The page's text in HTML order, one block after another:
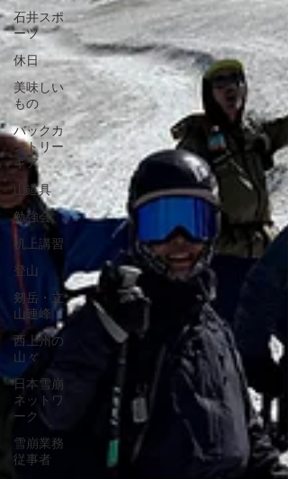
石井スポ
ーツ
休日
美味しい
もの
バックカ
ントリー
ギア
山道具
勉強会
机上講習
登山
剱岳・立
山連峰
西上州の
山々
日本雪崩
ネットワ
ーク
雪崩業務
従事者